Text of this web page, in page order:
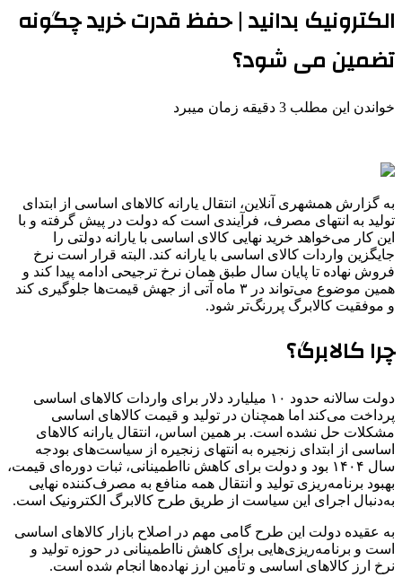
الکترونیک بدانید | حفظ قدرت خرید چگونه
تضمین می شود؟
خواندن این مطلب 3 دقیقه زمان میبرد
به گزارش همشهری آنلاین، انتقال یارانه کالاهای اساسی از ابتدای
تولید به انتهای مصرف، فرآیندی است که دولت در پیش گرفته و با
این کار می‌خواهد خرید نهایی کالای اساسی با یارانه دولتی را
جایگزین واردات کالای اساسی با یارانه کند. البته قرار است نرخ
فروش نهاده تا پایان سال طبق همان نرخ ترجیحی ادامه پیدا کند و
همین موضوع می‌تواند در ۳ ‌ماه آتی از جهش قیمت‌ها جلوگیری کند
و موفقیت کالابرگ پررنگ‌تر شود.
چرا کالابرگ؟
دولت سالانه حدود ۱۰ میلیارد دلار برای واردات کالاهای اساسی
پرداخت می‌کند اما همچنان در تولید و قیمت کالاهای اساسی
مشکلات حل نشده است. بر همین اساس، انتقال یارانه کالاهای
اساسی از ابتدای زنجیره به انتهای زنجیره از سیاست‌های بودجه
سال ۱۴۰۴ بود و دولت برای کاهش نااطمینانی، ثبات دوره‌ای قیمت،
بهبود برنامه‌ریزی تولید و انتقال همه منافع به مصرف‌کننده نهایی
به‌دنبال اجرای این سیاست از طریق طرح کالابرگ الکترونیک است.
به عقیده دولت این طرح گامی مهم در اصلاح بازار کالاهای اساسی
است و برنامه‌ریزی‌هایی برای کاهش نااطمینانی در حوزه تولید و
نرخ ارز کالاهای اساسی و تأمین ارز نهاده‌ها انجام شده است.